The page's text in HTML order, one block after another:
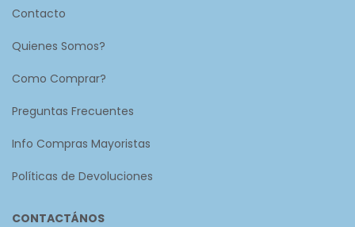
Contacto
Quienes Somos?
Como Comprar?
Preguntas Frecuentes
Info Compras Mayoristas
Políticas de Devoluciones
CONTACTÁNOS